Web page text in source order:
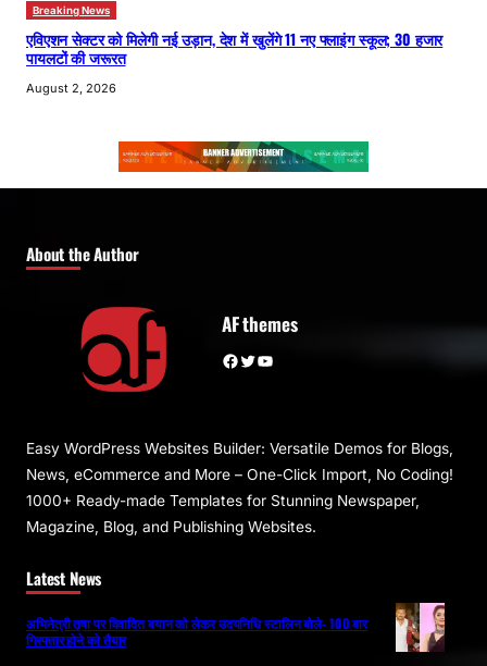
Breaking News
एविएशन सेक्टर को मिलेगी नई उड़ान, देश में खुलेंगे 11 नए फ्लाइंग स्कूल; 30 हजार
पायलटों की जरूरत
August 2, 2026
About the Author
AF themes
Facebook Twitter YouTube
Easy WordPress Websites Builder: Versatile Demos for Blogs,
News, eCommerce and More – One-Click Import, No Coding!
1000+ Ready-made Templates for Stunning Newspaper,
Magazine, Blog, and Publishing Websites.
Latest News
अभिनेत्री तृषा पर विवादित बयान को लेकर उदयनिधि स्टालिन बोले- 100 बार
गिरफ्तार होने को तैयार